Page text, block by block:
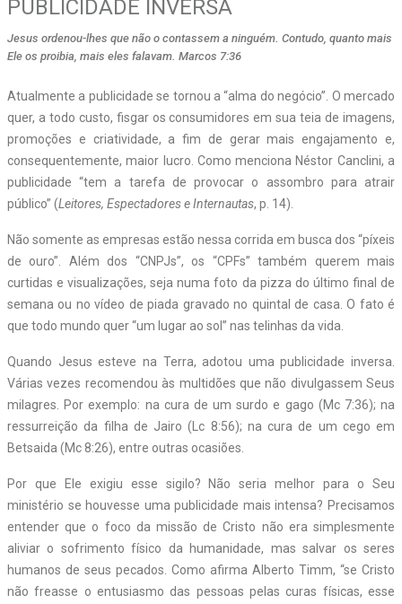
PUBLICIDADE INVERSA
Jesus ordenou-lhes que não o contassem a ninguém. Contudo, quanto mais
Ele os proibia, mais eles falavam. Marcos 7:36
Atualmente a publicidade se tornou a “alma do negócio”. O mercado
quer, a todo custo, fisgar os consumidores em sua teia de imagens,
promoções e criatividade, a fim de gerar mais engajamento e,
consequentemente, maior lucro. Como menciona Néstor Canclini, a
publicidade “tem a tarefa de provocar o assombro para atrair
público” (Leitores, Espectadores e Internautas, p. 14).
Não somente as empresas estão nessa corrida em busca dos “píxeis
de ouro”. Além dos “CNPJs”, os “CPFs” também querem mais
curtidas e visualizações, seja numa foto da pizza do último final de
semana ou no vídeo de piada gravado no quintal de casa. O fato é
que todo mundo quer “um lugar ao sol” nas telinhas da vida.
Quando Jesus esteve na Terra, adotou uma publicidade inversa.
Várias vezes recomendou às multidões que não divulgassem Seus
milagres. Por exemplo: na cura de um surdo e gago (Mc 7:36); na
ressurreição da filha de Jairo (Lc 8:56); na cura de um cego em
Betsaida (Mc 8:26), entre outras ocasiões.
Por que Ele exigiu esse sigilo? Não seria melhor para o Seu
ministério se houvesse uma publicidade mais intensa? Precisamos
entender que o foco da missão de Cristo não era simplesmente
aliviar o sofrimento físico da humanidade, mas salvar os seres
humanos de seus pecados. Como afirma Alberto Timm, “se Cristo
não freasse o entusiasmo das pessoas pelas curas físicas, esse